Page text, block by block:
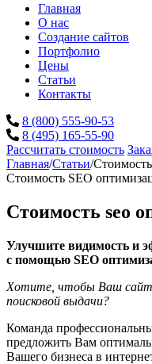
Главная
О нас
Создание сайтов
Портфолио
Цены
Статьи
Контакты
8 (800) 555-90-53
8 (495) 165-55-90
Рассчитать стоимость
Главная/Статьи/
Стоимость SEO
Стоимость seo
Улучшите видимость и
с помощью SEO
Хотите, чтобы Ваш сайт
поисковой выдачи?
Команда
предложить Вам
Вашего бизнеса в